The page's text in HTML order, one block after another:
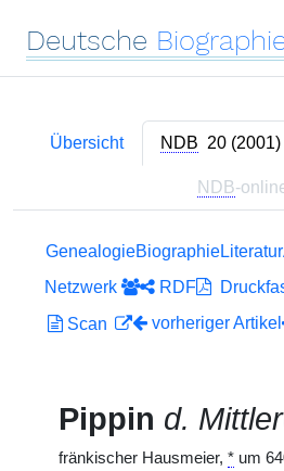
Deutsche
Übersicht NDB 20 (2001)
NDB-
GenealogieBiographieLiteratur
Netzwerk
RDF
Scan
vorheriger Artikel
Pippin d.
fränkischer Hausmeier, * um